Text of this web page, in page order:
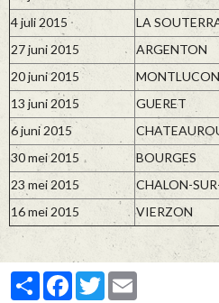
4 juli 2015
LA
27 juni 2015
ARGENTON
20 juni 2015
MONTLUCON
13 juni 2015
GUERET
6 juni 2015
30 mei 2015
BOURGES
23 mei 2015
CHALON-
16 mei 2015
VIERZON
PartagerFacebook
Twitter